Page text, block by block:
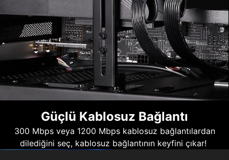
Güçlü Kablosuz Bağlantı
300 Mbps veya 1200 Mbps kablosuz bağlantılardan
dilediğini seç, kablosuz bağlantının keyfini çıkar!